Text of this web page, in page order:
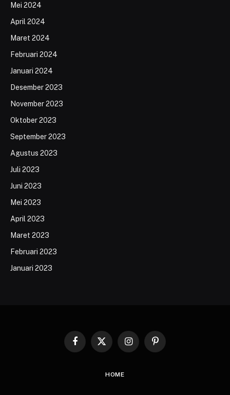
Mei 2024
April 2024
Maret 2024
Februari 2024
Januari 2024
Desember 2023
November 2023
Oktober 2023
September 2023
Agustus 2023
Juli 2023
Juni 2023
Mei 2023
April 2023
Maret 2023
Februari 2023
Januari 2023
Facebook
X
InstagramPinterest
HOME